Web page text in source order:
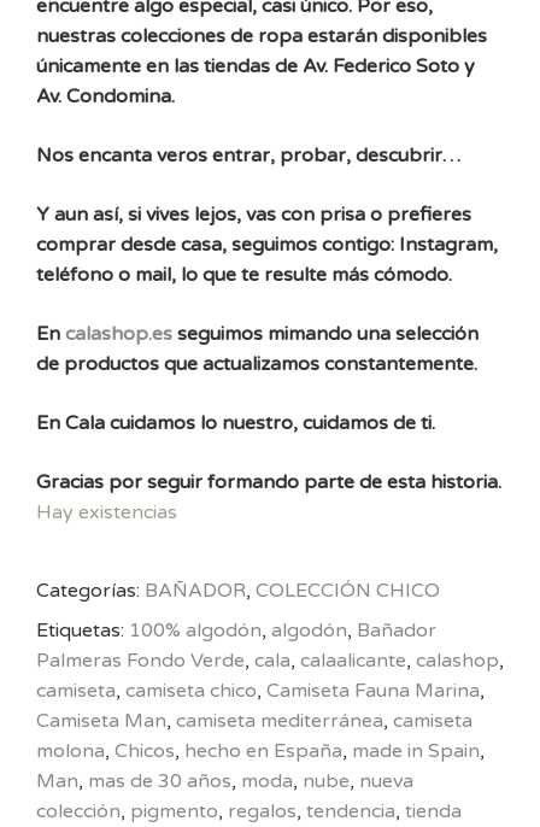
encuentre algo especial, casi único. Por eso,
nuestras colecciones de ropa estarán disponibles
únicamente en las tiendas de Av. Federico Soto y
Av. Condomina.
Nos encanta veros entrar, probar, descubrir…
Y aun así, si vives lejos, vas con prisa o prefieres
comprar desde casa, seguimos contigo: Instagram,
teléfono o mail, lo que te resulte más cómodo.
En calashop.es seguimos mimando una selección
de productos que actualizamos constantemente.
En Cala cuidamos lo nuestro, cuidamos de ti.
Gracias por seguir formando parte de esta historia.
Hay existencias
Categorías: BAÑADOR, COLECCIÓN CHICO
Etiquetas: 100% algodón, algodón, Bañador
Palmeras Fondo Verde, cala, calaalicante, calashop,
camiseta, camiseta chico, Camiseta Fauna Marina,
Camiseta Man, camiseta mediterránea, camiseta
molona, Chicos, hecho en España, made in Spain,
Man, mas de 30 años, moda, nube, nueva
colección, pigmento, regalos, tendencia, tienda